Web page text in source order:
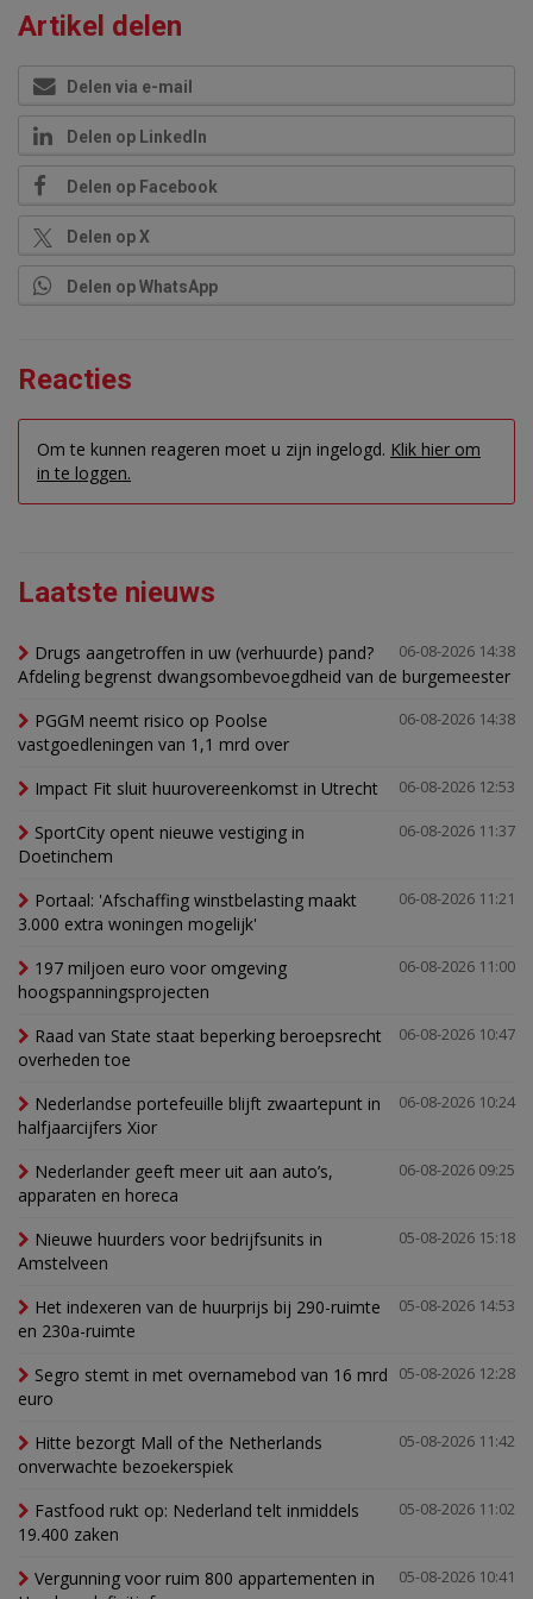
Artikel delen
Delen via e-mail
Delen op LinkedIn
Delen op Facebook
Delen op X
Delen op WhatsApp
Reacties
Om te kunnen reageren moet u zijn ingelogd. Klik hier om
in te loggen.
Laatste nieuws
06-08-2026 14:38
Drugs aangetroffen in uw (verhuurde) pand?
Afdeling begrenst dwangsombevoegdheid van de burgemeester
06-08-2026 14:38
PGGM neemt risico op Poolse
vastgoedleningen van 1,1 mrd over
06-08-2026 12:53
Impact Fit sluit huurovereenkomst in Utrecht
06-08-2026 11:37
SportCity opent nieuwe vestiging in
Doetinchem
06-08-2026 11:21
Portaal: 'Afschaffing winstbelasting maakt
3.000 extra woningen mogelijk'
06-08-2026 11:00
197 miljoen euro voor omgeving
hoogspanningsprojecten
06-08-2026 10:47
Raad van State staat beperking beroepsrecht
overheden toe
06-08-2026 10:24
Nederlandse portefeuille blijft zwaartepunt in
halfjaarcijfers Xior
06-08-2026 09:25
Nederlander geeft meer uit aan auto’s,
apparaten en horeca
05-08-2026 15:18
Nieuwe huurders voor bedrijfsunits in
Amstelveen
05-08-2026 14:53
Het indexeren van de huurprijs bij 290-ruimte
en 230a-ruimte
05-08-2026 12:28
Segro stemt in met overnamebod van 16 mrd
euro
05-08-2026 11:42
Hitte bezorgt Mall of the Netherlands
onverwachte bezoekerspiek
05-08-2026 11:02
Fastfood rukt op: Nederland telt inmiddels
19.400 zaken
05-08-2026 10:41
Vergunning voor ruim 800 appartementen in